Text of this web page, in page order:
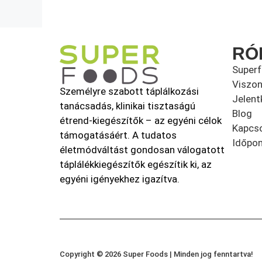
Személyre szabott táplálkozási
tanácsadás, klinikai tisztaságú
étrend-kiegészítők – az egyéni célok
támogatásáért. A tudatos
életmódváltást gondosan válogatott
táplálékkiegészítők egészítik ki, az
egyéni igényekhez igazítva.
Blog
Copyright © 2026 Super Foods | Minden jog fenntartva!